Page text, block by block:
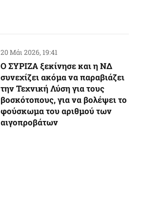
20 Μάι 2026, 19:41
Ο ΣΥΡΙΖΑ ξεκίνησε και η ΝΔ
συνεχίζει ακόμα να παραβιάζει
την Τεχνική Λύση για τους
βοσκότοπους, για να βολέψει το
φούσκωμα του αριθμού των
αιγοπροβάτων